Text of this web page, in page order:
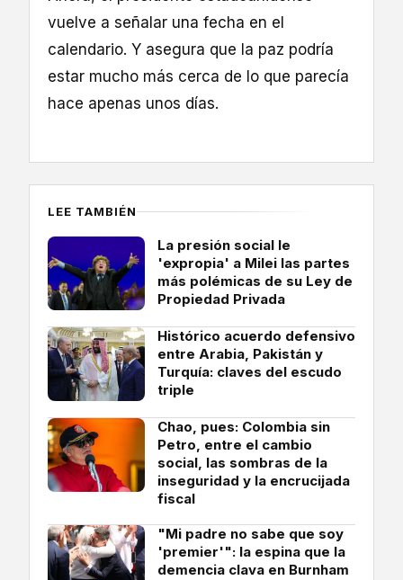
vuelve a señalar una fecha en el
calendario. Y asegura que la paz podría
estar mucho más cerca de lo que parecía
hace apenas unos días.
LEE TAMBIÉN
La presión social le
'expropia' a Milei las partes
más polémicas de su Ley de
Propiedad Privada
Histórico acuerdo defensivo
entre Arabia, Pakistán y
Turquía: claves del escudo
triple
Chao, pues: Colombia sin
Petro, entre el cambio
social, las sombras de la
inseguridad y la encrucijada
fiscal
"Mi padre no sabe que soy
'premier'": la espina que la
demencia clava en Burnham